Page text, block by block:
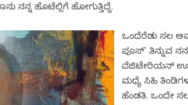
ನನ್ನ ಹೊಟೆಲ್ಲಿಗೆ ಹೋಗುತ್ತಿದ್ದೆ.
ಒಂದೆರೆಡು ಸಲ
ಪೂಸ್’ ತಿನ್ನುವ
ವೆಜಿಟೇರಿಯನ್
ಮಧ್ಯೆ ಸಿಹಿ
ಹೆಂಡತಿ. ಒಂದೇ